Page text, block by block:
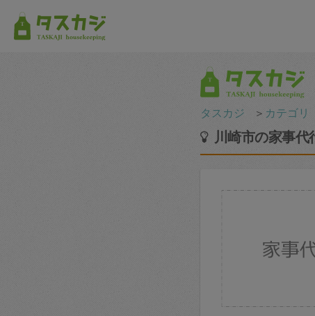
タスカジ ＞ カテゴリ
川崎市の家事代